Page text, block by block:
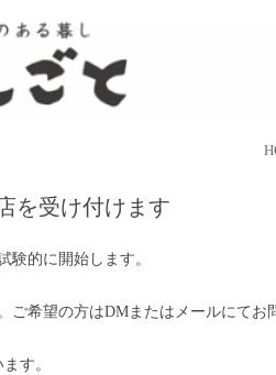
手しごと
編組品、ガラスなど、日本各地の手仕
を受け付けます
験的に開始します。
ご希望の方はDM またはメールにてお
す。